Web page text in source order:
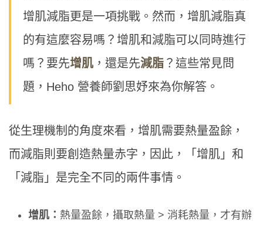
增肌減脂更是一項挑戰。然而，增肌減脂真
的有這麼容易嗎？增肌和減脂可以同時進行
嗎？要先增肌 ，還是先減脂 ？這些常見問
題，Heho 營養師劉思妤來為你解答。
從生理機制的角度來看，增肌需要熱量盈餘，
而減脂則要創造熱量赤字，因此，「增肌」和
「減脂」是完全不同的兩件事情。
增肌： 熱量盈餘，攝取熱量 > 消耗熱量，才有辦